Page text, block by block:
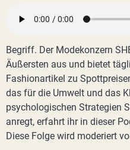
Begriff. Der Modekonzern
Äußersten aus und bietet
Fashionartikel zu
das für die Umwelt und das
psychologischen Strategien
anregt, erfahrt ihr in dieser
Diese Folge wird moderiert